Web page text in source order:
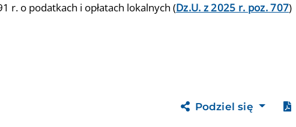
r. o podatkach i opłatach lokalnych (Dz.U. z 2025 r. poz. 707)
Podziel się